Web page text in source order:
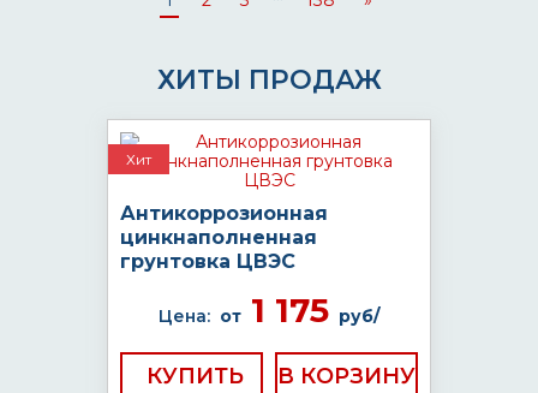
ХИТЫ ПРОДАЖ
Хит
Антикоррозионная
цинкнаполненная
грунтовка ЦВЭС
Цена: от 1 175 руб/
КУПИТЬ